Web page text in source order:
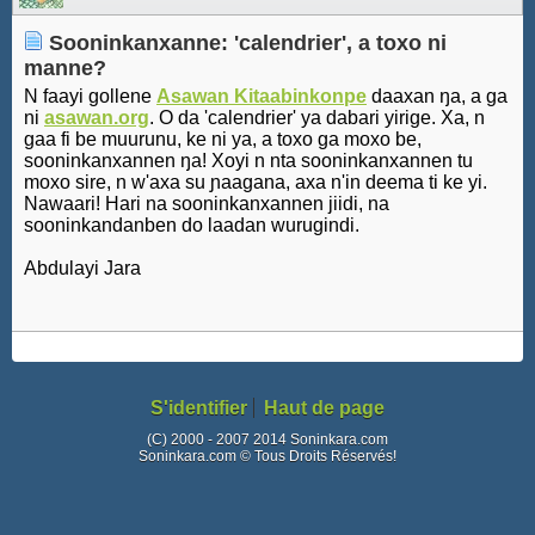
Sooninkanxanne: 'calendrier', a toxo ni
manne?
N faayi gollene Asawan Kitaabinkonpe daaxan ŋa, a ga
ni asawan.org. O da 'calendrier' ya dabari yirige. Xa, n
gaa fi be muurunu, ke ni ya, a toxo ga moxo be,
sooninkanxannen ŋa! Xoyi n nta sooninkanxannen tu
moxo sire, n w'axa su ɲaagana, axa n'in deema ti ke yi.
Nawaari! Hari na sooninkanxannen jiidi, na
sooninkandanben do laadan wurugindi.
Abdulayi Jara
S'identifier Haut de page
(C) 2000 - 2007 2014 Soninkara.com
Soninkara.com © Tous Droits Réservés!